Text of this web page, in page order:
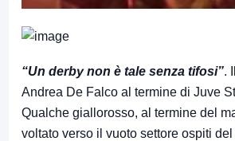
“Un derby non è tale senza tifosi”.
Andrea De Falco al termine di Juve
Qualche giallorosso, al termine del
voltato verso il vuoto settore ospiti del